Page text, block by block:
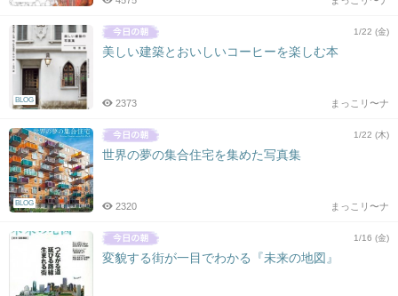
BLOG
1/22 (金)
美しい建築とおいしいコーヒーを楽しむ本
まっこリ〜ナ
2373
BLOG
1/22 (木)
世界の夢の集合住宅を集めた写真集
まっこリ〜ナ
2320
1/16 (金)
変貌する街が一目でわかる『未来の地図』